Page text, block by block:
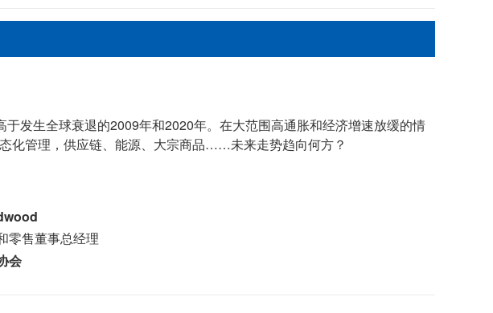
发生全球衰退的2009年和2020年。在大范围高通胀和经济增速放缓的情
化管理，供应链、能源、大宗商品……未来走势趋向何方？
零售董事总经理
会